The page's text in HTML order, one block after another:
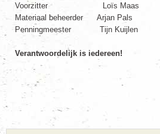
Voorzitter Loïs Maas
Materiaal beheerder Arjan Pals
Penningmeester Tijn Kuijlen
Verantwoordelijk is iedereen!